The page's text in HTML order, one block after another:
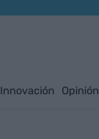
Innovación Opinión